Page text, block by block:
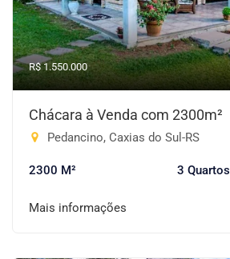
R$ 1.550.000
Chácara à Venda com 2300m²
Pedancino, Caxias do Sul-RS
2300 M² 3 Quartos
Mais informações